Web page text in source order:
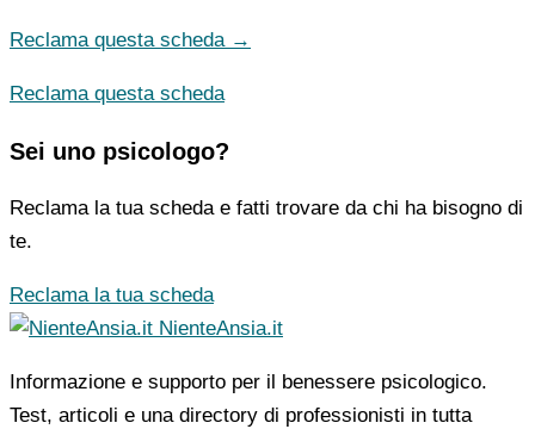
Reclama questa scheda →
Reclama questa scheda
Sei uno psicologo?
Reclama la tua scheda e fatti trovare da chi ha bisogno di
te.
Reclama la tua scheda
NienteAnsia.it
Informazione e supporto per il benessere psicologico.
Test, articoli e una directory di professionisti in tutta